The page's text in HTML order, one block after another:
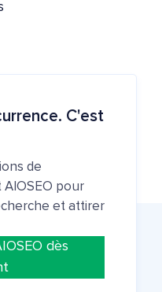
C'est
de
pour
et attirer
dès